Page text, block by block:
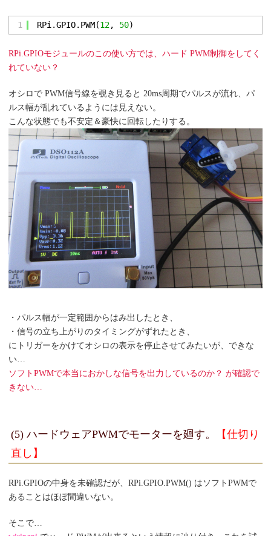
1 RPi.GPIO.PWM(12, 50)
RPi.GPIOモジュールのこの使い方では、ハード PWM制御をしてく
れていない？
オシロで PWM信号線を覗き見ると 20ms周期でパルスが流れ、パ
ルス幅が乱れているようには見えない。
こんな状態でも不安定＆豪快に回転したりする。
・パルス幅が一定範囲からはみ出したとき、
・信号の立ち上がりのタイミングがずれたとき、
にトリガーをかけてオシロの表示を停止させてみたいが、できな
い…
ソフトPWMで本当におかしな信号を出力しているのか？ が確認で
きない…
(5) ハードウェアPWMでモーターを廻す。
【仕切り
直し】
RPi.GPIOの中身を未確認だが、RPi.GPIO.PWM() はソフトPWMで
あることはほぼ間違いない。
そこで…